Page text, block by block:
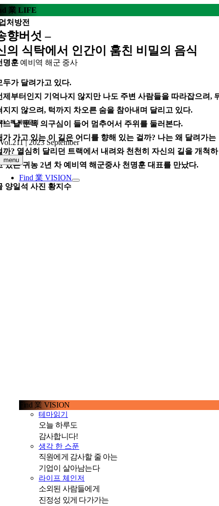
콘
텐
츠
로
건
너
기
리스펙 제대군인
Vol.211 | 2023 September
menu
Find 業 VISION
Find 業 VISION
테마읽기
오늘 하루도
감사합니다!
생각 한 스푼
직원에게 감사할 줄 아는
기업이 살아남는다
라이프 체인저
소외된 사람들에게
진정성 있게 다가가는
業 LIFE
처방전
향버섯 –
의 식탁에서 인간이 훔친 비밀의 음식
명훈예비역 해군 중사
두가 달려가고 있다.
제부터인지 기억나지 않지만 나도 주변 사람들을 따라잡으려,
지지 않으려, 턱까지 차오른 숨을 참아내며 달리고 있다.
느 날 문득 의구심이 들어 멈추어서 주위를 둘러본다.
가 가고 있는 이 길은 어디를 향해 있는 걸까? 나는 왜 달려가는
까? 열심히 달리던 트랙에서 내려와 천천히 자신의 길을 개척하
있는 귀농 2년 차 예비역 해군중사 천명훈 대표를 만났다.
양일석사진 황지수